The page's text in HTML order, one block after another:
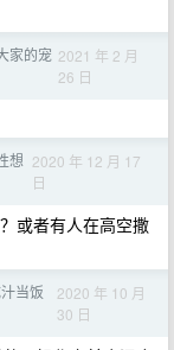
家的宠 2021 年 2 月
26 日
想 2020 年 12 月 17
日
或者有人在高空撒
当饭
2020 年 10 月
30 日